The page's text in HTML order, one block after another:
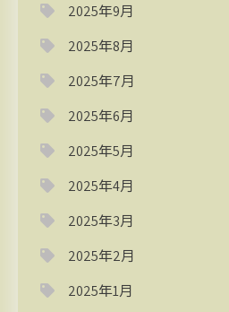
2025年9月
2025年8月
2025年7月
2025年6月
2025年5月
2025年4月
2025年3月
2025年2月
2025年1月